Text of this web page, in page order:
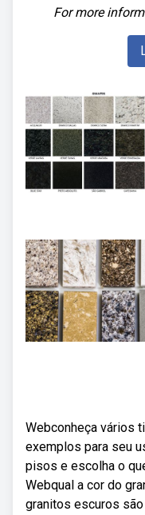
For more
Webconheça vários
exemplos para seu
pisos e escolha o
Webqual a cor do
granitos escuros